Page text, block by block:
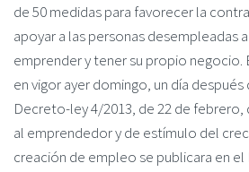
de 50 medidas para favorecer la
apoyar a las personas desempleadas
emprender y tener su propio negocio.
en vigor ayer domingo, un día después
Decreto-ley 4/2013, de 22 de
al emprendedor y de estímulo del
creación de empleo se publicara en el